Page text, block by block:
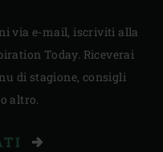
via e-mail, iscriviti alla
Today. Riceverai
di stagione, consigli
altro.